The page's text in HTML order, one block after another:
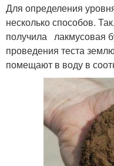
Для определения
несколько способов.
получила лакмусовая
проведения теста
помещают в воду в